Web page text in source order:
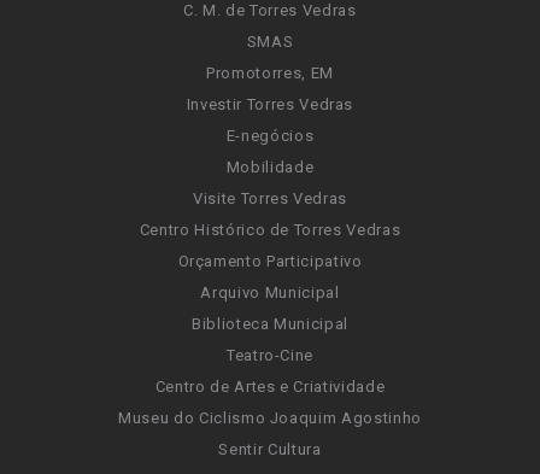
C. M. de Torres Vedras
SMAS
Promotorres, EM
Investir Torres Vedras
E-negócios
Mobilidade
Visite Torres Vedras
Centro Histórico de Torres Vedras
Orçamento Participativo
Arquivo Municipal
Biblioteca Municipal
Teatro-Cine
Centro de Artes e Criatividade
Museu do Ciclismo Joaquim Agostinho
Sentir Cultura